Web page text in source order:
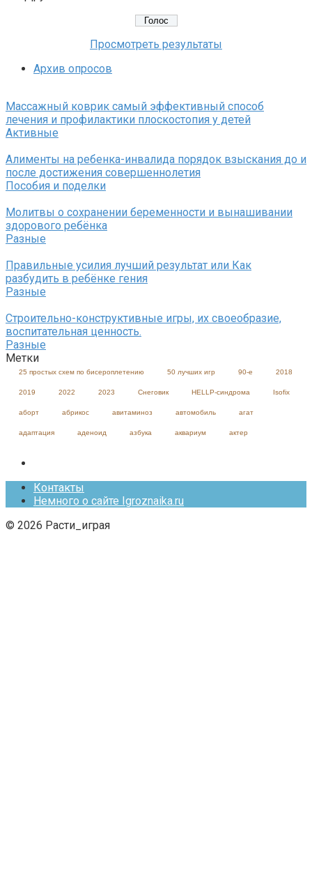
Просмотреть результаты
Архив опросов
Массажный коврик самый эффективный способ
лечения и профилактики плоскостопия у детей
Активные
Алименты на ребенка-инвалида порядок взыскания до и
после достижения совершеннолетия
Пособия и поделки
Молитвы о сохранении беременности и вынашивании
здорового ребёнка
Разные
Правильные усилия лучший результат или Как
разбудить в ребёнке гения
Разные
Строительно-конструктивные игры, их своеобразие,
воспитательная ценность.
Разные
Метки
25 простых схем по бисероплетению 50 лучших игр 90-е 2018
2019 2022 2023 Cнеговик HELLP-синдрома Isofix
аборт абрикос авитаминоз автомобиль агат
адаптация аденоид азбука аквариум актер
Контакты
Немного о сайте Igroznaika.ru
© 2026 Расти_играя